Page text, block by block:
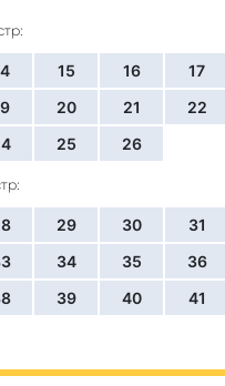
15 16
17
20 21
22
25 26
29 30
31
34 35
36
39 40 41